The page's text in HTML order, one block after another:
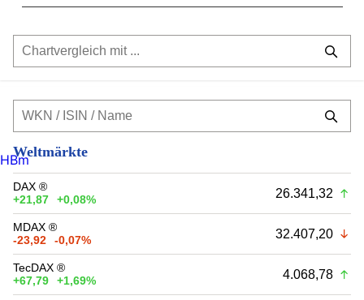
Weltmärkte
DAX ®
+21,87
+0,08% 26.341,32
MDAX ®
-23,92
-0,07% 32.407,20
TecDAX ®
+67,79
+1,69% 4.068,78
HBm